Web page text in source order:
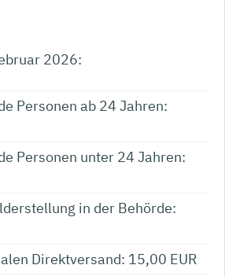
2026:
Personen ab 24 Jahren:
Personen unter 24 Jahren:
in der Behörde:
Direktversand: 15,00 EUR